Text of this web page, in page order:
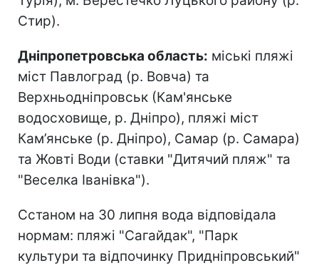
Стир).
Дніпропетровська область: міські пляжі
міст Павлоград (р. Вовча) та
Верхньодніпровськ (Кам'янське
водосховище, р. Дніпро), пляжі міст
Кам’янське (р. Дніпро), Самар (р. Самара)
та Жовті Води (ставки "Дитячий пляж" та
"Веселка Іванівка").
Сстаном на 30 липня вода відповідала
нормам: пляжі "Сагайдак", "Парк
культури та відпочинку Придніпровський"